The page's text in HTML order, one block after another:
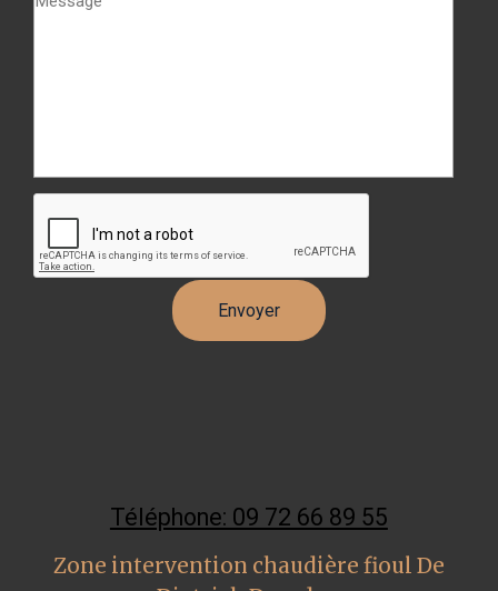
Téléphone: 09 72 66 89 55
Zone intervention chaudière fioul De